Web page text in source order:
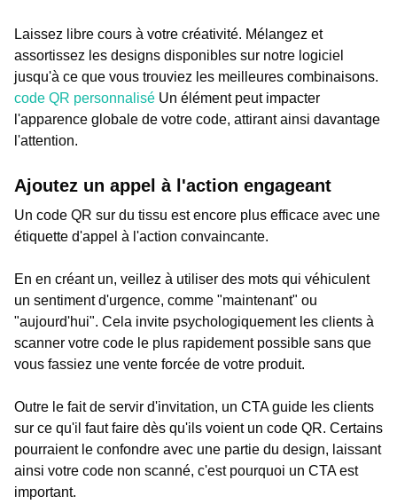
Laissez libre cours à votre créativité. Mélangez et
assortissez les designs disponibles sur notre logiciel
jusqu'à ce que vous trouviez les meilleures combinaisons.
code QR personnalisé Un élément peut impacter
l'apparence globale de votre code, attirant ainsi davantage
l'attention.
Ajoutez un appel à l'action engageant
Un code QR sur du tissu est encore plus efficace avec une
étiquette d'appel à l'action convaincante.
En en créant un, veillez à utiliser des mots qui véhiculent
un sentiment d'urgence, comme "maintenant" ou
"aujourd'hui". Cela invite psychologiquement les clients à
scanner votre code le plus rapidement possible sans que
vous fassiez une vente forcée de votre produit.
Outre le fait de servir d'invitation, un CTA guide les clients
sur ce qu'il faut faire dès qu'ils voient un code QR. Certains
pourraient le confondre avec une partie du design, laissant
ainsi votre code non scanné, c'est pourquoi un CTA est
important.